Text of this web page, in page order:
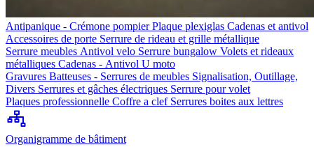
Antipanique - Crémone pompierPlaque plexiglas Cadenas et antivol
Accessoires de porte Serrure de rideau et grille métallique
Serrure meubles Antivol velo Serrure bungalow Volets et rideaux
métalliques Cadenas - Antivol U moto
Gravures Batteuses - Serrures de meubles Signalisation, Outillage,
Divers Serrures et gâches électriques Serrure pour volet
Plaques professionnelle Coffre a clef Serrures boites aux lettres
Organigramme de bâtiment